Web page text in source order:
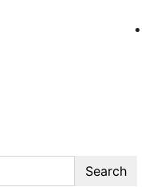
উদ্বুদ্ধ মুখপত্র
Search